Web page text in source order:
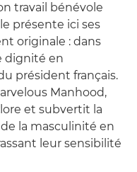
travail bénévole
présente ici ses
originale : dans
dignité en
président français.
Manhood,
et subvertit la
la masculinité en
leur sensibilité